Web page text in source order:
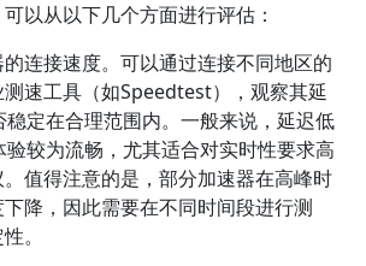
以从以下几个方面进行评估：
连接速度。可以通过连接不同地区的
速工具（如Speedtest），观察其延
定在合理范围内。一般来说，延迟低
较为流畅，尤其适合对实时性要求高
值得注意的是，部分加速器在高峰时
降，因此需要在不同时间段进行测
。